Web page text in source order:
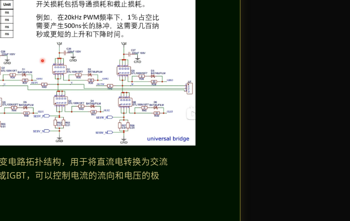
电路拓扑结构，用于将直流电转换为交流
IGBT，可以控制电流的流向和电压的极